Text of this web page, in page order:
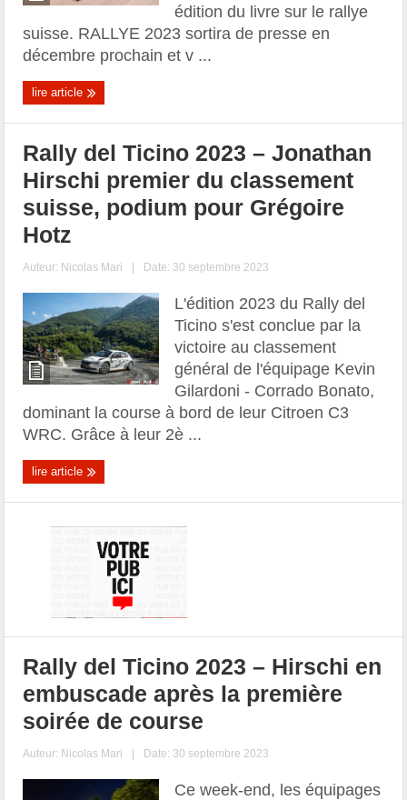
édition du livre sur le rallye
suisse. RALLYE 2023 sortira de presse en
décembre prochain et v ...
lire article
Rally del Ticino 2023 – Jonathan
Hirschi premier du classement
suisse, podium pour Grégoire
Hotz
Auteur: Nicolas Mari | Date: 30 septembre 2023
L'édition 2023 du Rally del
Ticino s'est conclue par la
victoire au classement
général de l'équipage Kevin
Gilardoni - Corrado Bonato,
dominant la course à bord de leur Citroen C3
WRC. Grâce à leur 2è ...
lire article
Rally del Ticino 2023 – Hirschi en
embuscade après la première
soirée de course
Auteur: Nicolas Mari | Date: 30 septembre 2023
Ce week-end, les équipages